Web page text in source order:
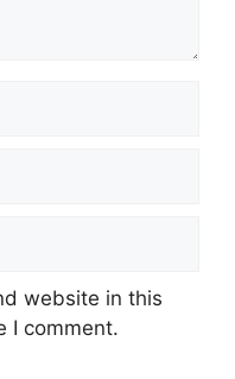
website in this
I comment.